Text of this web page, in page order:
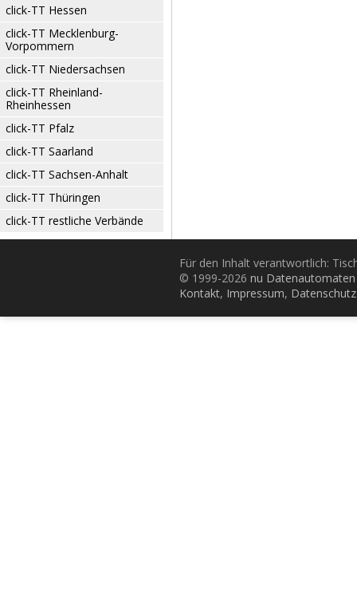
click-TT Hessen
click-TT Mecklenburg-
Vorpommern
click-TT Niedersachsen
click-TT Rheinland-
Rheinhessen
click-TT Pfalz
click-TT Saarland
click-TT Sachsen-Anhalt
click-TT Thüringen
click-TT restliche Verbände
Für den Inhalt verantwortlich:
© 1999-2026 nu
Kontakt, Impressum, Datenschutz